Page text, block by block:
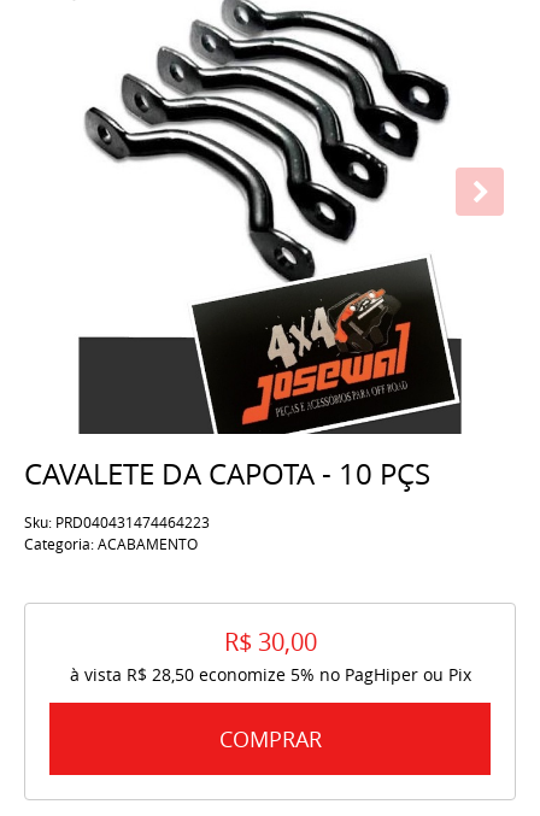
CAVALETE DA CAPOTA - 10 PÇS
Sku: PRD040431474464223
Categoria:ACABAMENTO
R$ 30,00
à vista R$ 28,50economize 5% no PagHiper ou Pix
COMPRAR